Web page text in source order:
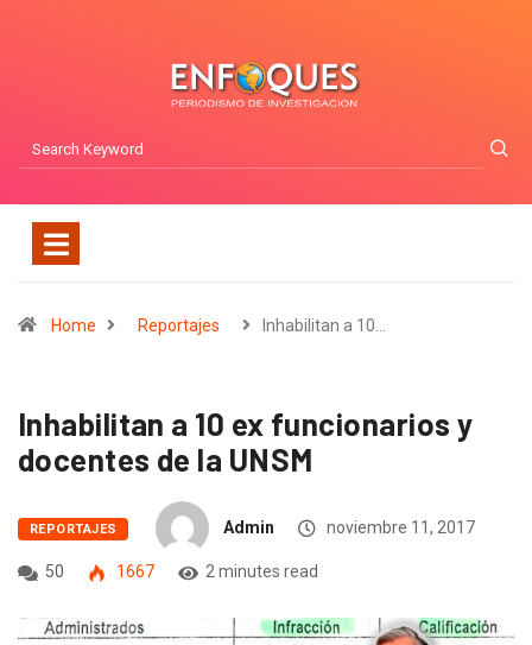
Home Reportajes Inhabilitan a 10…
Inhabilitan a 10 ex funcionarios y
docentes de la UNSM
REPORTAJES Admin noviembre 11, 2017
50 1667 2 minutes read